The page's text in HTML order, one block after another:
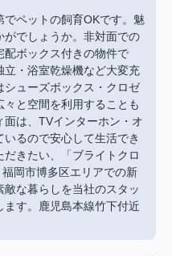
でペットの飼育OKです。魅
がでしょうか。非対面での
ボックス付きの物件で
・浴室乾燥機など大変充
ューズボックス・クロゼ
々と空間を利用することも
は、TVインターホン・オ
るので安心して生活でき
だきたい、「ブライトクロ
岡市博多区エリアでの新
な暮らしを当社のスタッ
ます。鹿児島本線竹下付近